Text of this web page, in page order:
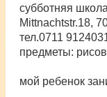
о
б
щ
е
и
субботняя
Mittnachtstr.18,
тел.0711
предметы:
мой ребенок